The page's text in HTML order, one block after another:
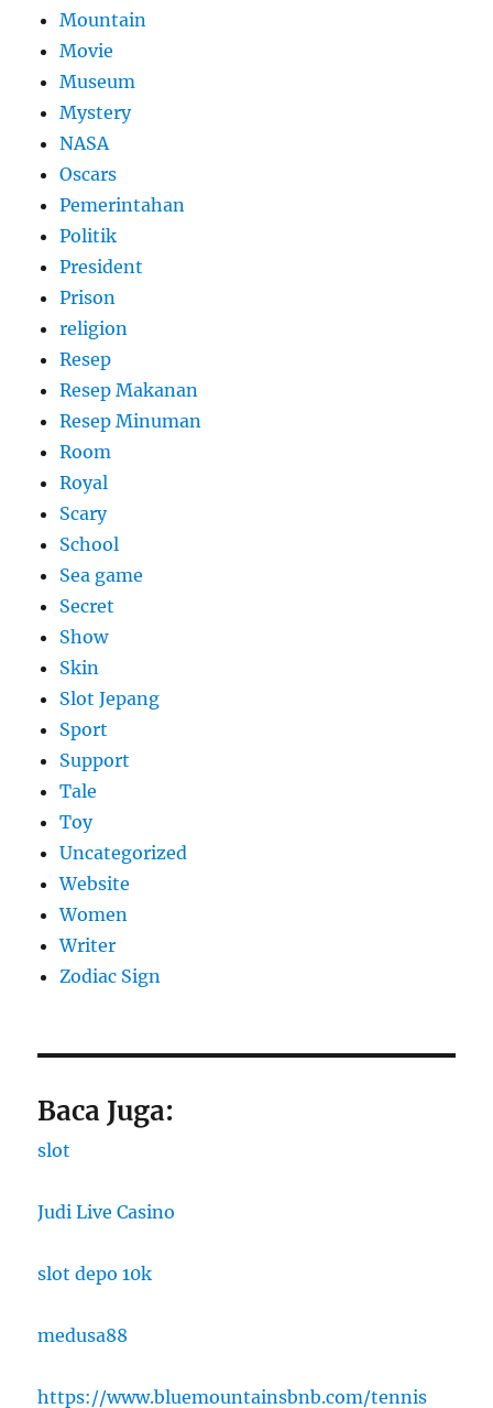
Mountain
Movie
Museum
Mystery
NASA
Oscars
Pemerintahan
Politik
President
Prison
religion
Resep
Resep Makanan
Resep Minuman
Room
Royal
Scary
School
Sea game
Secret
Show
Skin
Slot Jepang
Sport
Support
Tale
Toy
Uncategorized
Website
Women
Writer
Zodiac Sign
Baca Juga:
slot
Judi Live Casino
slot depo 10k
medusa88
https://www.bluemountainsbnb.com/tennis